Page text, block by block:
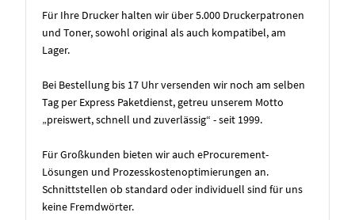
Für Ihre Drucker halten wir über 5.000 Druckerpatronen
und Toner, sowohl original als auch kompatibel, am
Lager.
Bei Bestellung bis 17 Uhr versenden wir noch am selben
Tag per Express Paketdienst, getreu unserem Motto
„preiswert, schnell und zuverlässig“ - seit 1999.
Für Großkunden bieten wir auch eProcurement-
Lösungen und Prozesskostenoptimierungen an.
Schnittstellen ob standard oder individuell sind für uns
keine Fremdwörter.